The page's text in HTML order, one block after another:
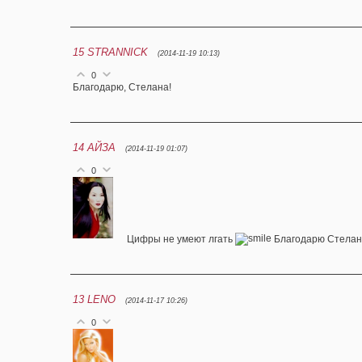
15 STRANNICK (2014-11-19 10:13)
0
Благодарю, Стелана!
14 АЙЗА (2014-11-19 01:07)
0
Цифры не умеют лгать Благодарю
13 LENO (2014-11-17 10:26)
0